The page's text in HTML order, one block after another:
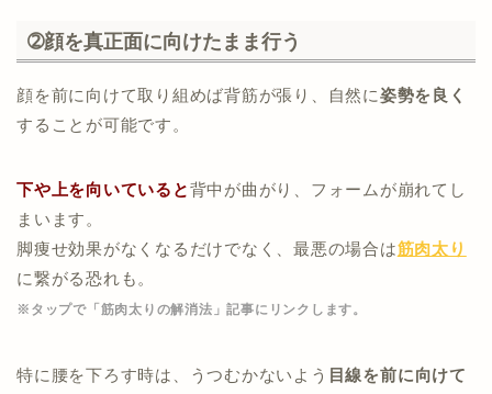
➁顔を真正面に向けたまま行う
顔を前に向けて取り組めば背筋が張り、自然に姿勢を良く
することが可能です。
下や上を向いていると背中が曲がり、フォームが崩れてし
まいます。
脚痩せ効果がなくなるだけでなく、最悪の場合は筋肉太り
に繋がる恐れも。
※タップで「筋肉太りの解消法」記事にリンクします。
特に腰を下ろす時は、うつむかないよう 目線を前に向けて